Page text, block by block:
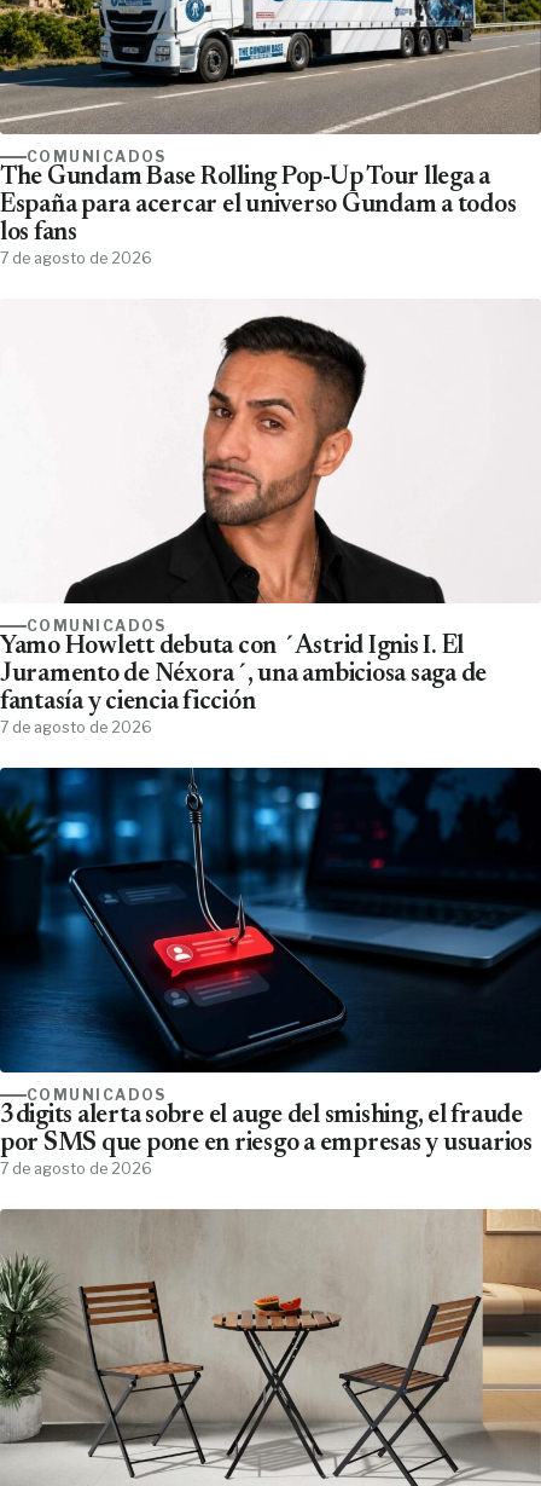
COMUNICADOS
The Gundam Base Rolling Pop-Up Tour llega a
España para acercar el universo Gundam a todos
los fans
7 de agosto de 2026
COMUNICADOS
Yamo Howlett debuta con ´Astrid Ignis I. El
Juramento de Néxora´, una ambiciosa saga de
fantasía y ciencia ficción
7 de agosto de 2026
COMUNICADOS
3digits alerta sobre el auge del smishing, el fraude
por SMS que pone en riesgo a empresas y usuarios
7 de agosto de 2026